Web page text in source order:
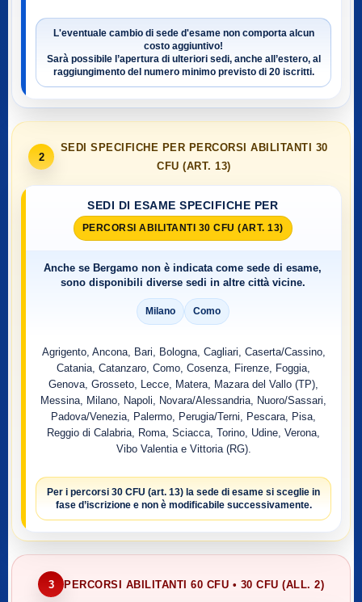
L'eventuale cambio di sede d'esame non comporta alcun
costo aggiuntivo!
Sarà possibile l’apertura di ulteriori sedi, anche all’estero, al
raggiungimento del numero minimo previsto di 20 iscritti.
2
SEDI SPECIFICHE PER PERCORSI ABILITANTI 30
CFU (ART. 13)
SEDI DI ESAME SPECIFICHE PER
PERCORSI ABILITANTI 30 CFU (ART. 13)
Anche se Bergamo non è indicata come sede di esame,
sono disponibili diverse sedi in altre città vicine.
Milano Como
Agrigento, Ancona, Bari, Bologna, Cagliari, Caserta/Cassino,
Catania, Catanzaro, Como, Cosenza, Firenze, Foggia,
Genova, Grosseto, Lecce, Matera, Mazara del Vallo (TP),
Messina, Milano, Napoli, Novara/Alessandria, Nuoro/Sassari,
Padova/Venezia, Palermo, Perugia/Terni, Pescara, Pisa,
Reggio di Calabria, Roma, Sciacca, Torino, Udine, Verona,
Vibo Valentia e Vittoria (RG).
Per i percorsi 30 CFU (art. 13) la sede di esame si sceglie in
fase d’iscrizionee non è modificabile successivamente.
3 PERCORSI ABILITANTI 60 CFU • 30 CFU (ALL. 2)